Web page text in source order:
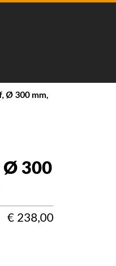
Ø 300 mm,
Ø 300
€ 238,00